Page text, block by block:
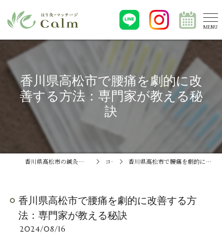
香川県高松市で腰痛を劇的に改
善する方法：専門家が教える秘
訣
香川県高松市の鍼灸ならはり灸・マッサージCalm コラム 香川県高松市で腰痛を劇的に改善する方法：専門家が教える秘訣
香川県高松市で腰痛を劇的に改善する方
法：専門家が教える秘訣
2024/08/16